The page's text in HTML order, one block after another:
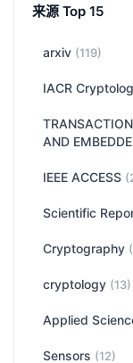
来源 Top 15
arxiv (119)
IACR
AND
IEEE ACCESS
Scientific
Cryptography
cryptology (13)
Applied
Sensors (12)